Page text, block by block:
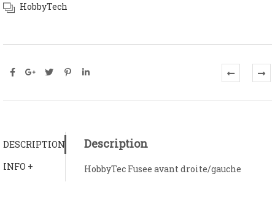
HobbyTech
DESCRIPTION
INFO +
Description
HobbyTec Fusee avant droite/gauche